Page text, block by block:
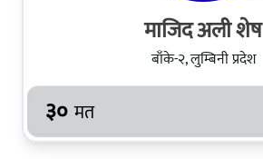
माजिद अली शेष
बाँके-२, लुम्बिनी प्रदेश
३० मत